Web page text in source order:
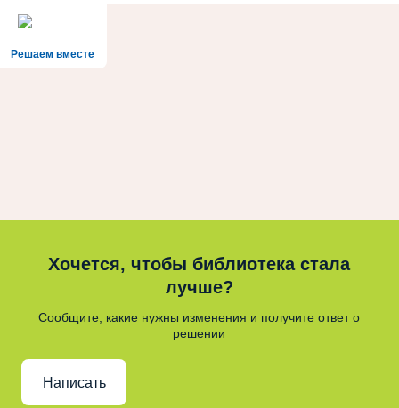
Решаем вместе
Хочется, чтобы библиотека стала
лучше?
Сообщите, какие нужны изменения и получите ответ о
решении
Написать